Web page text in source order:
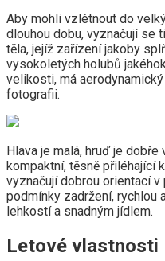
Aby mohli vzlétnout do
dlouhou dobu, vyznačují se
těla, jejíž zařízení jakoby
vysokoletých holubů
velikosti, má
fotografii.
Hlava je malá, hruď je
kompaktní, těsně přiléhající
vyznačují dobrou orientací v
podmínky zadržení, rychlou
lehkostí a snadným jídlem.
Letové vlastnosti